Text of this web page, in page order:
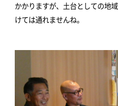
かかりますが、土台としての地
けては通れませんね。